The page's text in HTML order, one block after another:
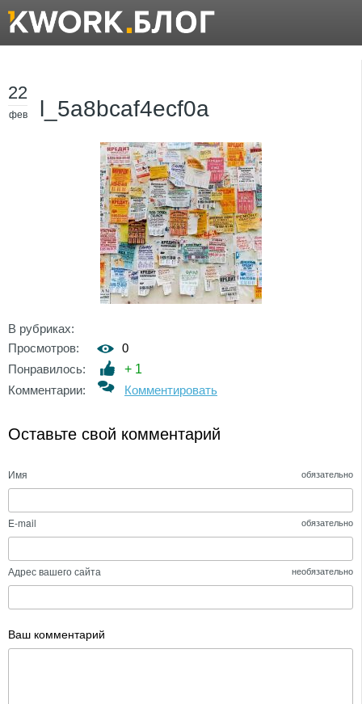
22
фев l_5a8bcaf4ecf0a
В рубриках:
Просмотров:
0
Понравилось:
+ 1
Комментарии:
Комментировать
Оставьте свой комментарий
Имя обязательно
E-mail обязательно
Адрес вашего сайта необязательно
Ваш комментарий